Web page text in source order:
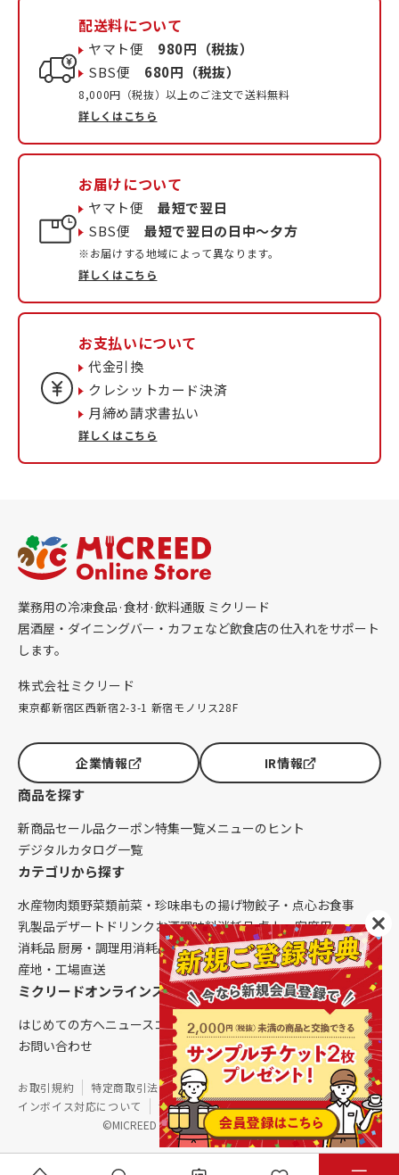
配送料について
ヤマト便 980円（税抜）
SBS便 680円（税抜）
8,000円（税抜）以上のご注文で送料無料
詳しくはこちら
お届けについて
ヤマト便最短で翌日
SBS便最短で翌日の日中〜夕方
※お届けする地域によって異なります。
詳しくはこちら
お支払いについて
代金引換
クレシットカード決済
月締め請求書払い
詳しくはこちら
業務用の冷凍食品·食材·飲料通販 ミクリード
居酒屋・ダイニングバー・カフェなど飲食店の仕入れをサポート
します。
株式会社ミクリード
東京都新宿区西新宿2-3-1 新宿モノリス28F
企業情報 IR情報
商品を探す
新商品セール品クーポン特集一覧メニューのヒント
デジタルカタログ一覧
カテゴリから探す
水産物肉類野菜類前菜・珍味串もの揚げ物餃子・点心お食事
乳製品デザート ドリンク お酒調味料消耗品 卓上・客席用
消耗品 厨房・調理用消耗品 クレンリネス生鮮品（配送便限定）
産地・工場直送
ミクリードオンラインストアについて
はじめての方へニュースコラムご利用ガイド会社概要
お問い合わせ
©MICREED CO.,LTD. All Rights Reserved.
お取引規約 特定商取引法に基づく表記
個人情報保護方針
インボイス対応について
サイトマップ